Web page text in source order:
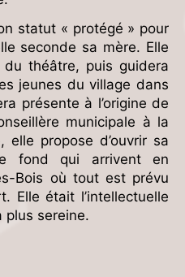
statut « protégé » pour
seconde sa mère. Elle
théâtre, puis guidera
jeunes du village dans
présente à l’origine de
municipale à la
propose d’ouvrir sa
fond qui arrivent en
Bois où tout est prévu
Elle était l’intellectuelle
plus sereine.